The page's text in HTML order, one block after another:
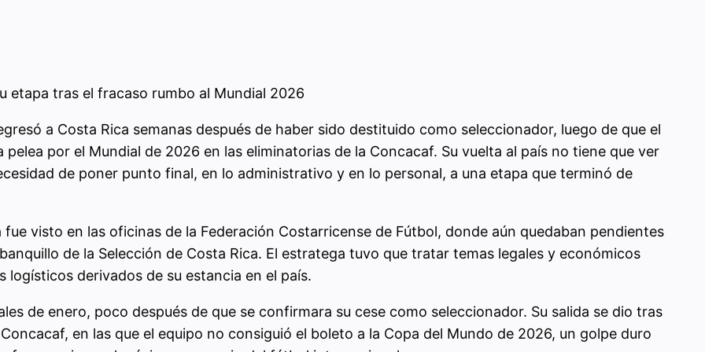
etapa tras el fracaso rumbo al Mundial 2026
a Costa Rica semanas después de haber sido destituido como seleccionador, luego de que el
por el Mundial de 2026 en las eliminatorias de la Concacaf. Su vuelta al país no tiene que ver
de poner punto final, en lo administrativo y en lo personal, a una etapa que terminó de
visto en las oficinas de la Federación Costarricense de Fútbol, donde aún quedaban pendientes
de la Selección de Costa Rica. El estratega tuvo que tratar temas legales y económicos
derivados de su estancia en el país.
de enero, poco después de que se confirmara su cese como seleccionador. Su salida se dio tras
en las que el equipo no consiguió el boleto a la Copa del Mundo de 2026, un golpe duro